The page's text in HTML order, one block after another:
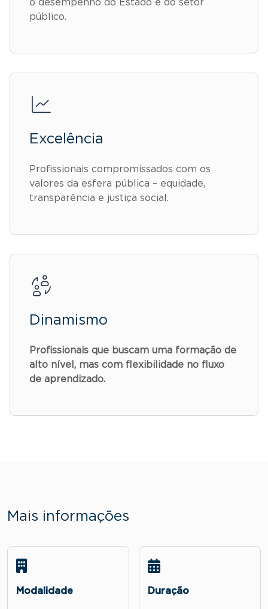
o desempenho do Estado e do setor
público.
Excelência
Profissionais compromissados com os
valores da esfera pública – equidade,
transparência e justiça social.
Dinamismo
Profissionais que buscam uma formação de
alto nível, mas com flexibilidade no fluxo
de aprendizado.
Mais informações
Modalidade Duração